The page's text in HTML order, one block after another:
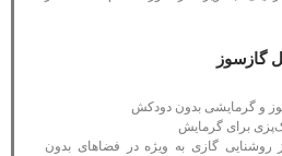
گازسوز
و گرمایشی بدون دودکش
برای گرمایش
روشنایی گازی به ویژه در فضاهای بدون